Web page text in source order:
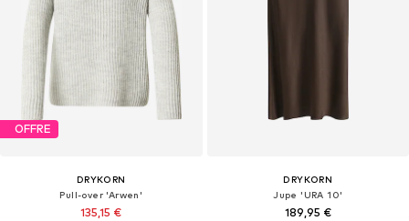
OFFRE
DRYKORN
Pull-over 'Arwen'
135,15 €
DRYKORN
Jupe 'URA 10'
189,95 €